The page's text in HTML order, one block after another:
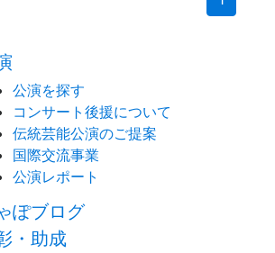
公演を探す
コンサート後援について
伝統芸能公演のご提案
国際交流事業
公演レポート
ぽブログ
・助成